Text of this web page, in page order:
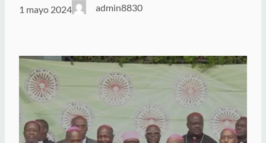
1 mayo 2024 admin8830